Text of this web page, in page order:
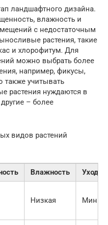
ландшафтного дизайна.
влажность и
с недостаточным
растения, такие
и хлорофитум. Для
можно выбрать более
например, фикусы,
учитывать
растения нуждаются в
– более
видов растений
Влажность Уход
Низкая